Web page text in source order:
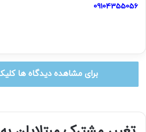
09104355056
برای مشاهده دیدگاه ها